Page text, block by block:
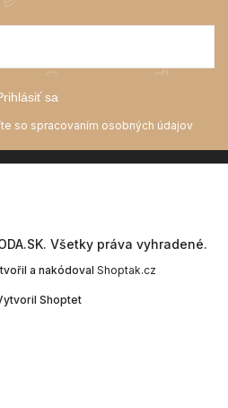
sa
Shoptet
. Všetky práva vyhradené.
a nakódoval Shoptak.cz